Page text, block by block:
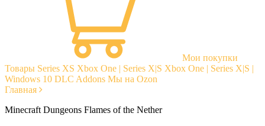
Мои покупки
Товары Series XS Xbox One | Series X|S Xbox One | Series X|S |
Windows 10 DLC Addons Мы на Ozon
Главная
Minecraft Dungeons Flames of the Nether